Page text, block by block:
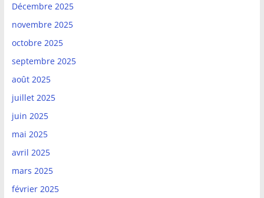
Décembre 2025
novembre 2025
octobre 2025
septembre 2025
août 2025
juillet 2025
juin 2025
mai 2025
avril 2025
mars 2025
février 2025